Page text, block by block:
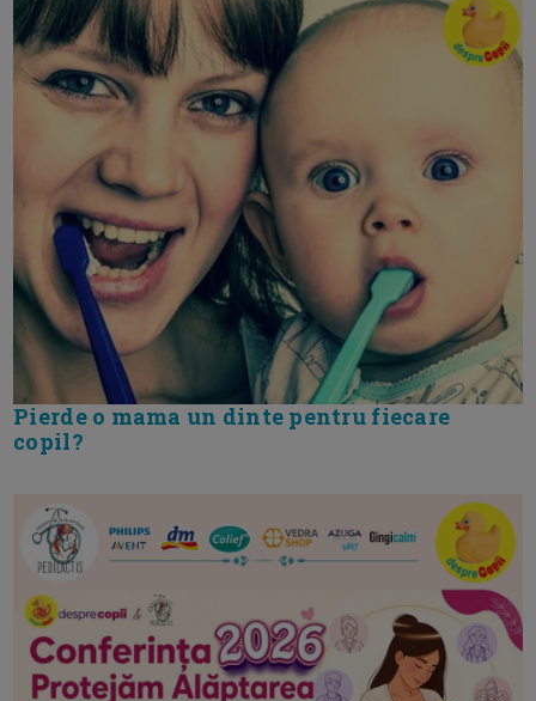
Pierde o mama un dinte pentru fiecare
copil?